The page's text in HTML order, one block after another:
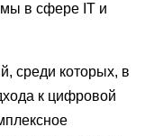
в сфере IT и
среди которых, в
к цифровой